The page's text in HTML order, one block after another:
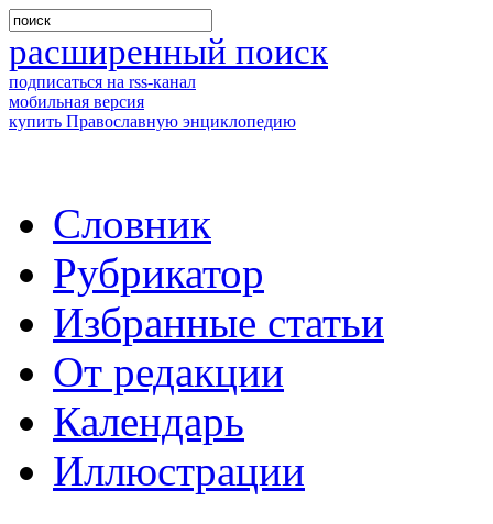
расширенный поиск
подписаться на rss-канал
мобильная версия
купить Православную энциклопедию
Словник
Рубрикатор
Избранные статьи
От редакции
Календарь
Иллюстрации